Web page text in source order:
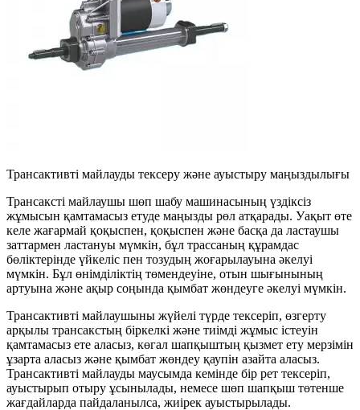
Трансактивті майлауды тексеру және ауыстыру маңыздылығы
Трансаксті майлаушы шөп шабу машинасының үздіксіз
жұмысын қамтамасыз етуде маңызды рөл атқарады. Уақыт өте
келе жағармай қоқыспен, қоқыспен және басқа да ластаушы
заттармен ластануы мүмкін, бұл трассаның құрамдас
бөліктерінде үйкеліс пен тозудың жоғарылауына әкелуі
мүмкін. Бұл өнімділіктің төмендеуіне, отын шығынының
артуына және ақыр соңында қымбат жөндеуге әкелуі мүмкін.
Трансактивті майлаушыны жүйелі түрде тексеріп, өзгерту
арқылы трансакстың біркелкі және тиімді жұмыс істеуін
қамтамасыз ете аласыз, көгал шапқыштың қызмет ету мерзімін
ұзарта аласыз және қымбат жөндеу қаупін азайта аласыз.
Трансактивті майлауды маусымда кемінде бір рет тексеріп,
ауыстырып отыру ұсынылады, немесе шөп шапқыш төтенше
жағдайларда пайдаланылса, жиірек ауыстырылады.